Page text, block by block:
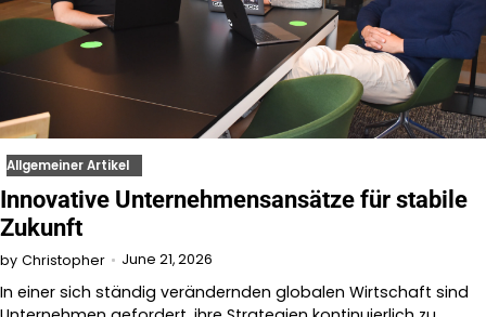
Allgemeiner Artikel
Innovative Unternehmensansätze für stabile
Zukunft
by Christopher June 21, 2026
In einer sich ständig verändernden globalen Wirtschaft sind